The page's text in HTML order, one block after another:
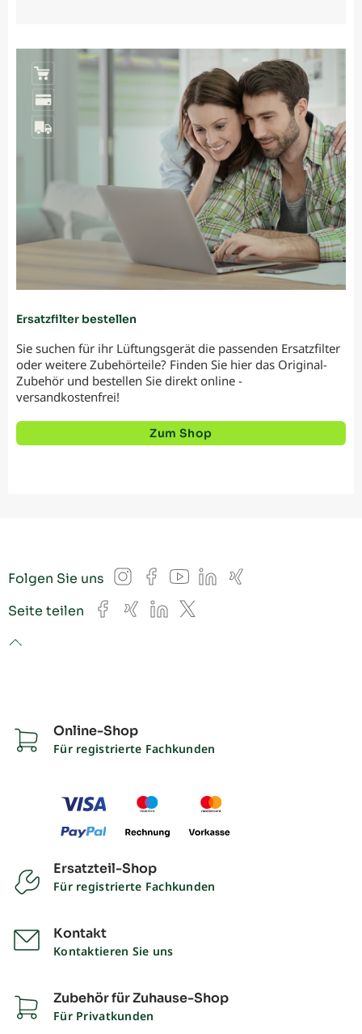
Ersatzfilter bestellen
Sie suchen für ihr Lüftungsgerät die passenden Ersatzfilter
oder weitere Zubehörteile? Finden Sie hier das Original-
Zubehör und bestellen Sie direkt online -
versandkostenfrei!
Zum Shop
Folgen Sie uns Instagram
Facebook
YouTube
LinkedIn
Xing
Seite teilen Facebook
XingLinkedIn
X
to top
Online-Shop
Für registrierte Fachkunden
Ersatzteil-Shop
Für registrierte Fachkunden
Kontakt
Kontaktieren Sie uns
Zubehör für Zuhause-Shop
Für Privatkunden